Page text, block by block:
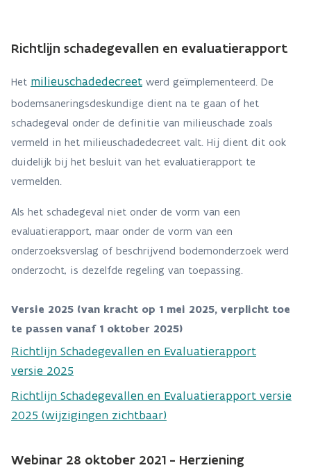
Richtlijn schadegevallen en evaluatierapport
Het milieuschadedecreet werd geïmplementeerd. De
bodemsaneringsdeskundige dient na te gaan of het
schadegeval onder de definitie van milieuschade zoals
vermeld in het milieuschadedecreet valt. Hij dient dit ook
duidelijk bij het besluit van het evaluatierapport te
vermelden.
Als het schadegeval niet onder de vorm van een
evaluatierapport, maar onder de vorm van een
onderzoeksverslag of beschrijvend bodemonderzoek werd
onderzocht, is dezelfde regeling van toepassing.
Versie 2025 (van kracht op 1 mei 2025, verplicht toe
te passen vanaf 1 oktober 2025)
Richtlijn Schadegevallen en Evaluatierapport
versie 2025
Richtlijn Schadegevallen en Evaluatierapport versie
2025 (wijzigingen zichtbaar)
Webinar 28 oktober 2021 - Herziening